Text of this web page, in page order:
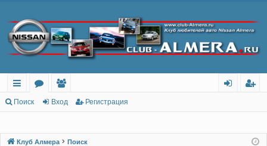
с
лк
м
ол
ов
тр
Поиск Вход Регистрация
Клуб Алмера Поиск